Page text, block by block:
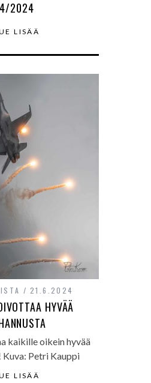
4/2024
LISÄÄ
21.6.2024
HYVÄÄ
kaikille oikein hyvää
Kuva: Petri Kauppi
LISÄÄ